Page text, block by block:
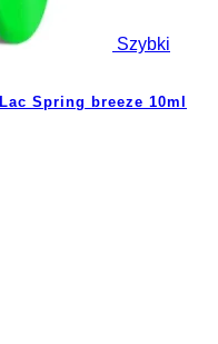
Szybki
Spring breeze 10ml